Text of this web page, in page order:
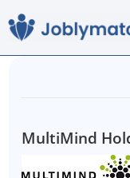
MultiMind